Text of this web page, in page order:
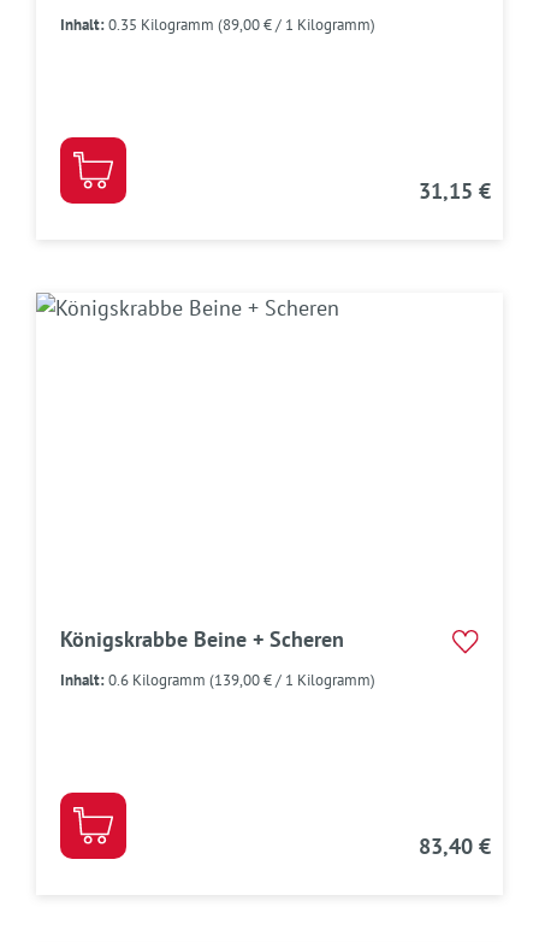
Inhalt:0.35 Kilogramm (89,00 € / 1 Kilogramm)
31,15 €
Königskrabbe Beine + Scheren
Inhalt:0.6 Kilogramm (139,00 € / 1 Kilogramm)
83,40 €